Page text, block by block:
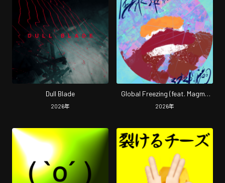
Dull Blade
2026年
Global Freezing (feat. Magma
Kappa Sushi)
2026年